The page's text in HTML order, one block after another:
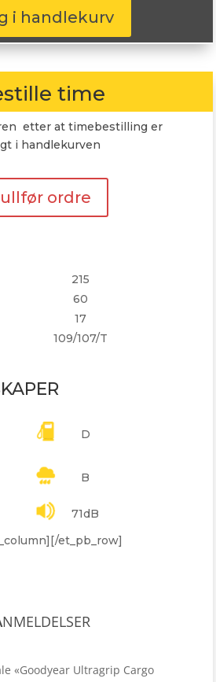
109T
antall
i handlekurv
time
etter at timebestilling er
i handlekurven
ordre
215
60
17
109/107/T
D
B
71dB
et_pb_row]
«Goodyear Ultragrip Cargo